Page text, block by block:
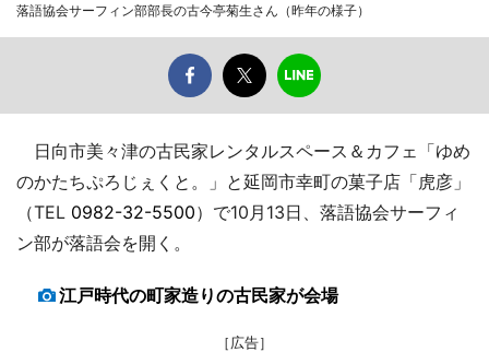
落語協会サーフィン部部長の古今亭菊生さん（昨年の様子）
日向市美々津の古民家レンタルスペース＆カフェ「ゆめ
のかたちぷろじぇくと。」と延岡市幸町の菓子店「虎彦」
（TEL 0982-32-5500）で10月13日、落語協会サーフィ
ン部が落語会を開く。
江戸時代の町家造りの古民家が会場
［広告］